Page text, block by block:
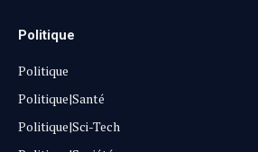
Politique
Politique
Politique|Santé
Politique|Sci-Tech